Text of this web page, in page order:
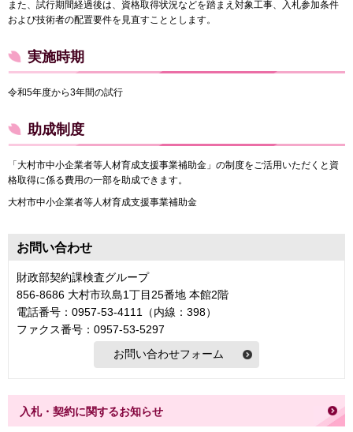
また、試行期間経過後は、資格取得状況などを踏まえ対象工事、入札参加条件
および技術者の配置要件を見直すこととします。
実施時期
令和5年度から3年間の試行
助成制度
「大村市中小企業者等人材育成支援事業補助金」の制度をご活用いただくと資
格取得に係る費用の一部を助成できます。
大村市中小企業者等人材育成支援事業補助金
お問い合わせ
財政部契約課検査グループ
856-8686 大村市玖島1丁目25番地 本館2階
電話番号：0957-53-4111（内線：398）
ファクス番号：0957-53-5297
入札・契約に関するお知らせ